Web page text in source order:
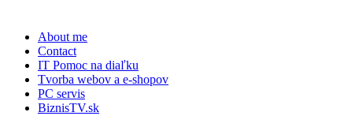
Skip
content
About me
Contact
IT Pomoc na diaľku
Tvorba webov a e-shopov
PC servis
BiznisTV.sk